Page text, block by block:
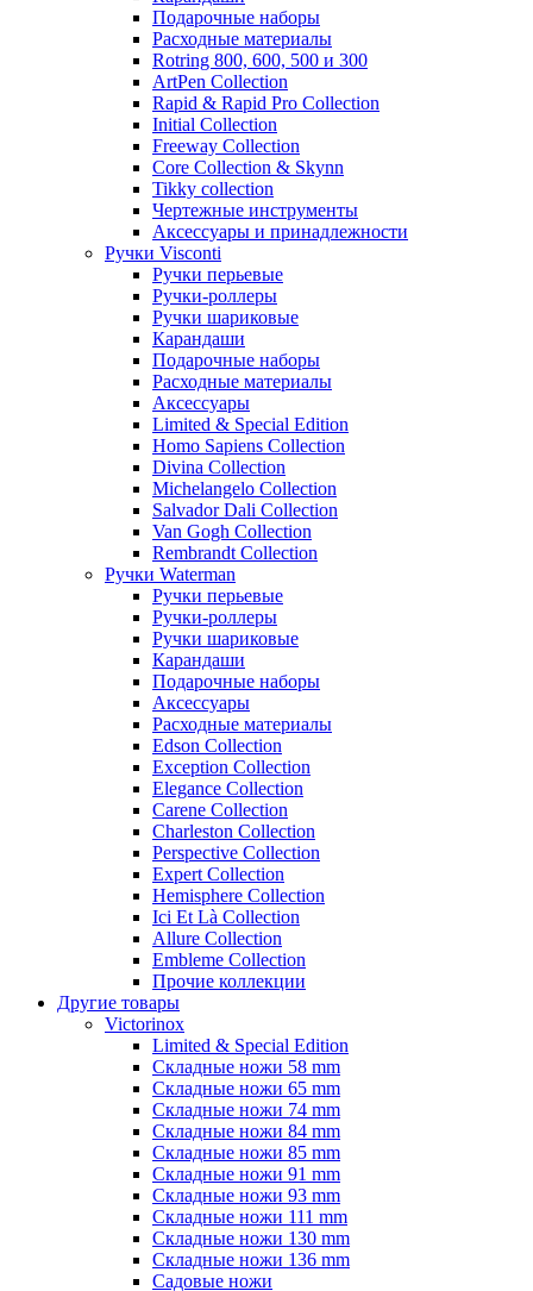
Подарочные наборы
Расходные материалы
Rotring 800, 600, 500 и 300
ArtPen Collection
Rapid & Rapid Pro Collection
Initial Collection
Freeway Collection
Core Collection & Skynn
Tikky collection
Чертежные инструменты
Аксессуары и принадлежности
Ручки Visconti
Ручки перьевые
Ручки-роллеры
Ручки шариковые
Карандаши
Подарочные наборы
Расходные материалы
Аксессуары
Limited & Special Edition
Homo Sapiens Collection
Divina Collection
Michelangelo Collection
Salvador Dali Collection
Van Gogh Collection
Rembrandt Collection
Ручки Waterman
Ручки перьевые
Ручки-роллеры
Ручки шариковые
Карандаши
Подарочные наборы
Аксессуары
Расходные материалы
Edson Collection
Exception Collection
Elegance Collection
Carene Collection
Charleston Collection
Perspective Collection
Expert Collection
Hemisphere Collection
Ici Et Là Collection
Allure Collection
Embleme Collection
Прочие коллекции
Другие товары
Victorinox
Limited & Special Edition
Складные ножи 58 mm
Складные ножи 65 mm
Складные ножи 74 mm
Складные ножи 84 mm
Складные ножи 85 mm
Складные ножи 91 mm
Складные ножи 93 mm
Складные ножи 111 mm
Складные ножи 130 mm
Складные ножи 136 mm
Садовые ножи